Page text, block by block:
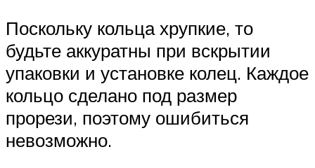
Поскольку кольца хрупкие, то
будьте аккуратны при вскрытии
упаковки и установке колец. Каждое
кольцо сделано под размер
прорези, поэтому ошибиться
невозможно.